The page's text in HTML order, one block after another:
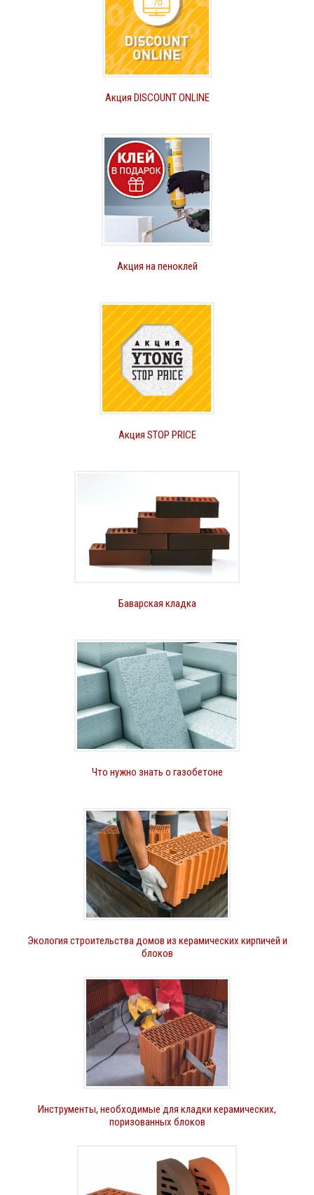
Акция DISCOUNT ONLINE
Акция на пеноклей
Акция STOP PRICE
Баварская кладка
Что нужно знать о газобетоне
Экология строительства домов из керамических кирпичей и
блоков
Инструменты, необходимые для кладки керамических,
поризованных блоков